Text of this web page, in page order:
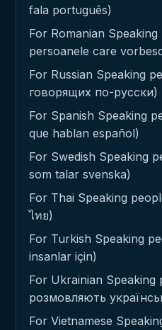
fala português)
For Romanian
persoanele care
For Russian Speaking
говорящих по-русски)
For Spanish Speaking
que hablan español)
For Swedish Speaking
som talar svenska)
For Thai Speaking
ไทย)
For Turkish Speaking
insanlar için)
For Ukrainian Speaking
розмовляють
For Vietnamese